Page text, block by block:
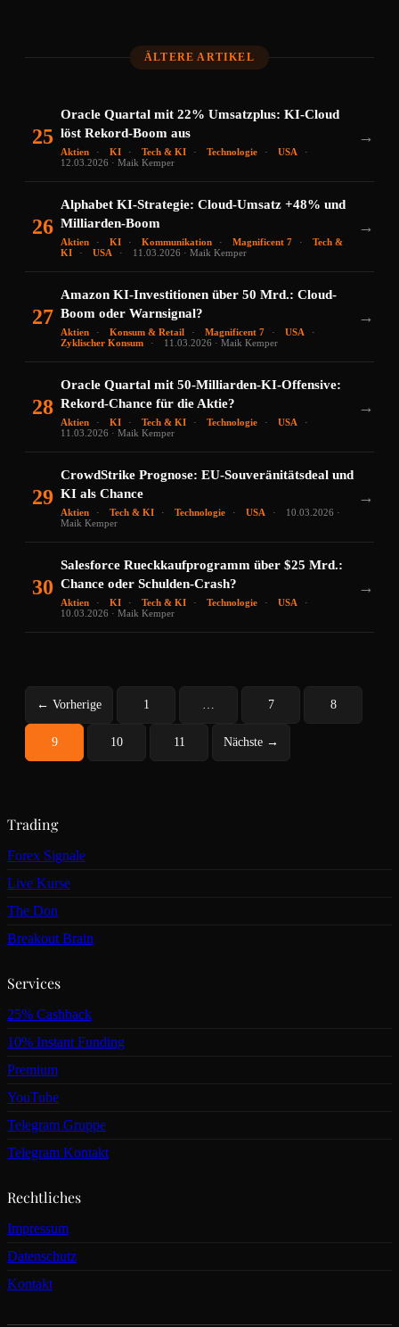
ÄLTERE ARTIKEL
25
Oracle Quartal mit 22% Umsatzplus: KI-Cloud
löst Rekord-Boom aus
Aktien KI Tech & KI Technologie
USA
12.03.2026 · Maik Kemper
→
26
Alphabet KI-Strategie: Cloud-Umsatz +48% und
Milliarden-Boom
Aktien KI Kommunikation Magnificent 7
Tech &
KI
USA 11.03.2026 · Maik Kemper
→
27
Amazon KI-Investitionen über 50 Mrd.: Cloud-
Boom oder Warnsignal?
Aktien Konsum & Retail Magnificent 7
USA
Zyklischer Konsum
11.03.2026 · Maik Kemper
→
28
Oracle Quartal mit 50-Milliarden-KI-Offensive:
Rekord-Chance für die Aktie?
Aktien KI Tech & KI Technologie
USA
11.03.2026 · Maik Kemper
→
29
CrowdStrike Prognose: EU-Souveränitätsdeal und
KI als Chance
Aktien Tech & KI Technologie USA
10.03.2026 ·
Maik Kemper
→
30
Salesforce Rueckkaufprogramm über $25 Mrd.:
Chance oder Schulden-Crash?
Aktien KI Tech & KI Technologie
USA
10.03.2026 · Maik Kemper
→
← Vorherige 1 7 8
9 10 11 Nächste →
Trading
Forex Signale
Live Kurse
The Don
Breakout Brain
Services
25% Cashback
10% Instant Funding
Premium
YouTube
Telegram Gruppe
Telegram Kontakt
Rechtliches
Impressum
Datenschutz
Kontakt